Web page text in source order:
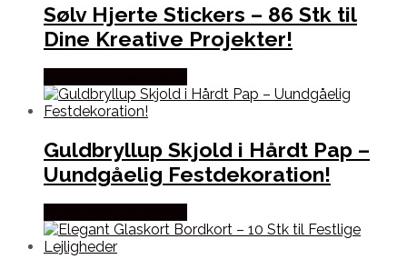
Sølv Hjerte Stickers – 86 Stk til
Dine Kreative Projekter!
Guldbryllup Skjold i Hårdt Pap –
Uundgåelig Festdekoration!